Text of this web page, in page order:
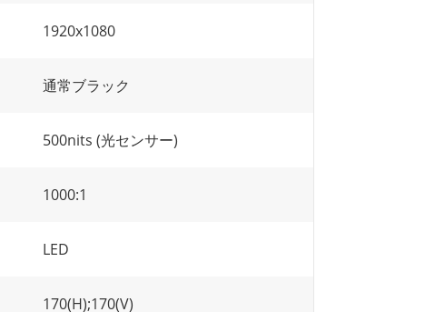
1920x1080
通常ブラック
500nits (光センサー)
1000:1
LED
170(H);170(V)